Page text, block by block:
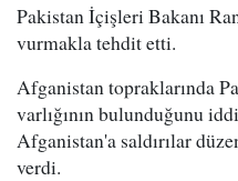
Pakistan İçişleri Bakanı
vurmakla tehdit etti.
Afganistan topraklarında
varlığının bulunduğunu
Afganistan'a saldırılar
verdi.